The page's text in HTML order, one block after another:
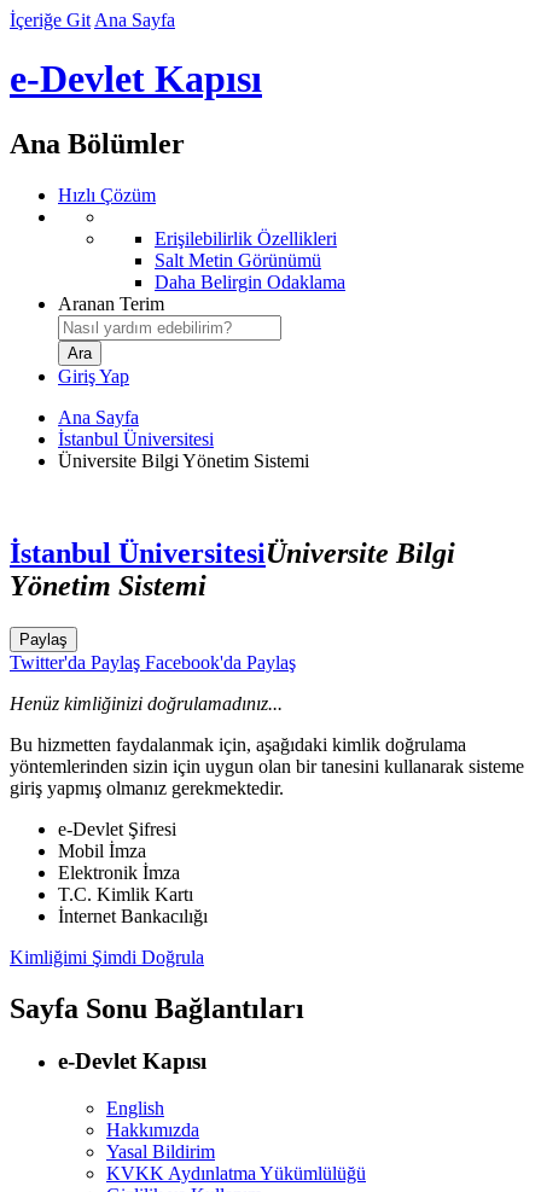
İçeriğe Git Ana Sayfa
e-Devlet Kapısı
Ana Bölümler
Hızlı Çözüm
Erişilebilirlik Özellikleri
Salt Metin Görünümü
Daha Belirgin Odaklama
Aranan Terim
Giriş Yap
Ana Sayfa
İstanbul Üniversitesi
Üniversite Bilgi Yönetim Sistemi
İstanbul ÜniversitesiÜniversite Bilgi
Yönetim Sistemi
Paylaş
Twitter'da Paylaş Facebook'da Paylaş
Henüz kimliğinizi doğrulamadınız...
Bu hizmetten faydalanmak için, aşağıdaki kimlik doğrulama
yöntemlerinden sizin için uygun olan bir tanesini kullanarak sisteme
giriş yapmış olmanız gerekmektedir.
e-Devlet Şifresi
Mobil İmza
Elektronik İmza
T.C. Kimlik Kartı
İnternet Bankacılığı
Kimliğimi Şimdi Doğrula
Sayfa Sonu Bağlantıları
e-Devlet Kapısı
English
Hakkımızda
Yasal Bildirim
KVKK Aydınlatma Yükümlülüğü